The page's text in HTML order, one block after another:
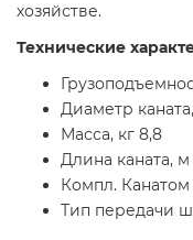
хозяйстве.
Технические
Диаметр
Масса, кг 8,8
Длина каната, м
Компл. Канатом
Тип передачи